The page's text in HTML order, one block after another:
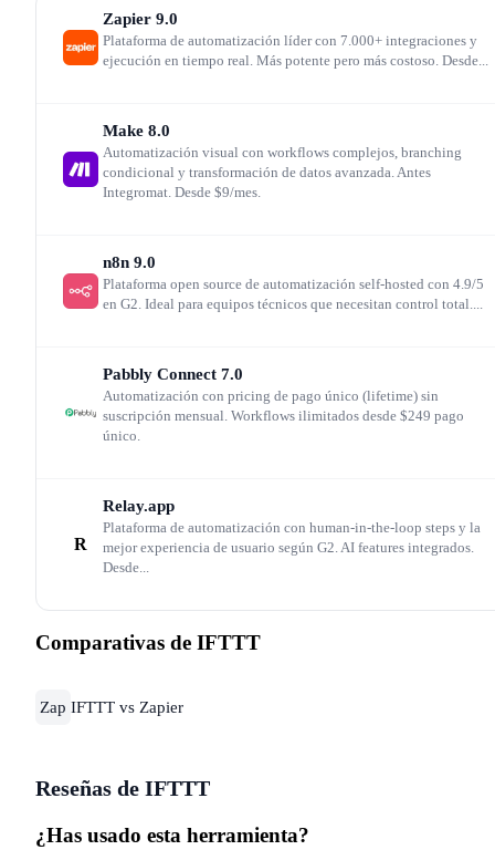
Pricing agresivo pero con trampas
precios más bajos del mercado de automatización. Pero
plan gratuito con solo 2 Applets es prácticamente un
propuesta, pero hay que valorar si las limitaciones de la
plataforma justifican incluso ese gasto frente a
¿Tiene sentido para ecommerce?
Parcialmente. IFTTT puede automatizar publicaciones en
redes sociales cuando publicas un producto, enviar
notificaciones push cuando hay una nueva reseña o
sincronizar datos básicos entre Shopify y Google Sheets.
Pero para workflows de negocio serios — sincronizar
post-compra, gestionar devoluciones — necesitas Zapier,
plataforma principal de automatización comercial.
Zapier 9.0
Plataforma de automatización líder con 7.000+ integraciones y
ejecución en tiempo real. Más potente pero más costoso. Desde...
Make 8.0
Automatización visual con workflows complejos, branching
condicional y transformación de datos avanzada. Antes
Integromat. Desde $9/mes.
n8n 9.0
Plataforma open source de automatización self-hosted con 4.9/5
en G2. Ideal para equipos técnicos que necesitan control total....
Pabbly Connect 7.0
Automatización con pricing de pago único (lifetime) sin
suscripción mensual. Workflows ilimitados desde $249 pago
único.
R
Relay.app
Plataforma de automatización con human-in-the-loop steps y la
mejor experiencia de usuario según G2. AI features integrados.
Desde...
Comparativas de IFTTT
Zap IFTTT vs Zapier
Reseñas de IFTTT
¿Has usado esta herramienta?